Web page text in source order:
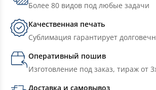
Более 80 видов под любые задачи
Качественная печать
Сублимация гарантирует
Оперативный пошив
Изготовление под заказ, тираж от
Доставка и самовывоз